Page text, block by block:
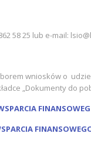
58 25 lub e-mail:
wniosków o
„Dokumenty do